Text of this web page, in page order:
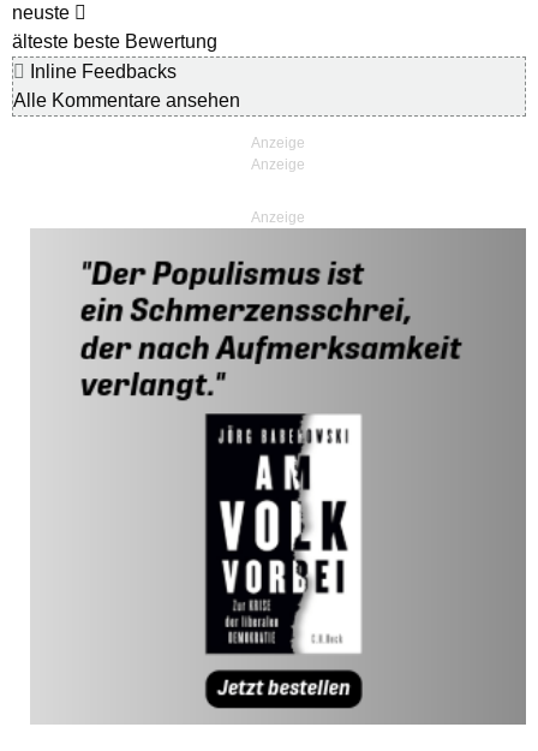
neuste
älteste beste Bewertung
Inline Feedbacks
Alle Kommentare ansehen
Anzeige